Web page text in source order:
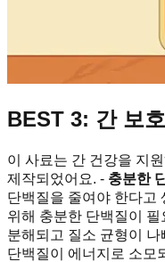
BEST 3: 간 보
이 사료는 간 건강을 지
제작되었어요. - 충분한
단백질을 줄여야 한다고
위해 충분한 단백질이 필
분해되고 질소 균형이
단백질이 에너지로 소모